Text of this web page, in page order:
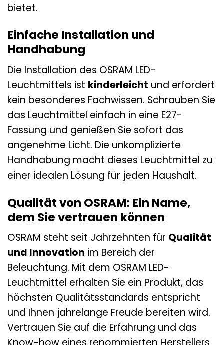
bietet.
Einfache Installation und
Handhabung
Die Installation des OSRAM LED-
Leuchtmittels ist kinderleicht und erfordert
kein besonderes Fachwissen. Schrauben Sie
das Leuchtmittel einfach in eine E27-
Fassung und genießen Sie sofort das
angenehme Licht. Die unkomplizierte
Handhabung macht dieses Leuchtmittel zu
einer idealen Lösung für jeden Haushalt.
Qualität von OSRAM: Ein Name,
dem Sie vertrauen können
OSRAM steht seit Jahrzehnten für Qualität
und Innovation im Bereich der
Beleuchtung. Mit dem OSRAM LED-
Leuchtmittel erhalten Sie ein Produkt, das
höchsten Qualitätsstandards entspricht
und Ihnen jahrelange Freude bereiten wird.
Vertrauen Sie auf die Erfahrung und das